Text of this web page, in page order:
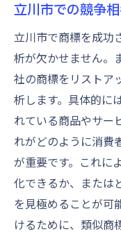
立川市での競争
立川市で商標を成功
析が欠かせません。
社の商標をリストア
析します。具体的に
れている商品やサー
れがどのように消費
が重要です。これに
化できるか、または
を見極めることが可
けるために、類似商